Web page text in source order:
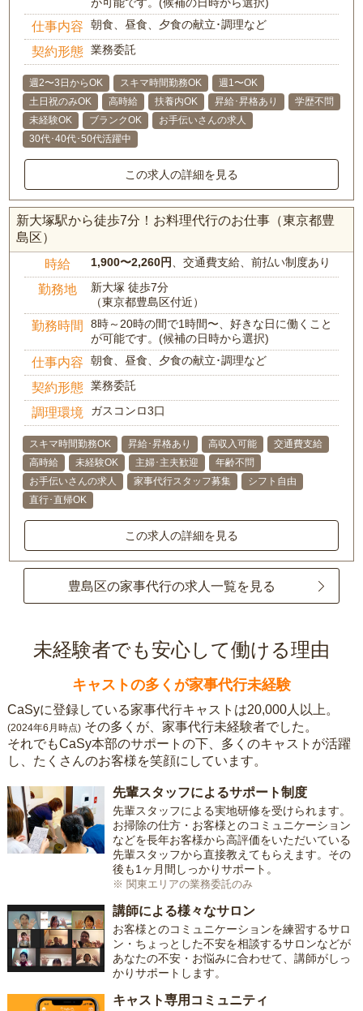
仕事内容 朝食、昼食、夕食の献立･調理など
契約形態 業務委託
週2〜3日からOK スキマ時間勤務OK
週1〜OK
土日祝のみOK
高時給 扶養内OK 昇給･昇格あり
学歴不問
未経験OK
ブランクOK
お手伝いさんの求人
30代･40代･50代活躍中
この求人の詳細を見る
新大塚駅から徒歩7分！お料理代行のお仕事（東京都豊
島区）
時給 1,900〜2,260円 、交通費支給、前払い制度あり
勤務地
新大塚 徒歩7分
（東京都豊島区付近）
勤務時間
8時～20時の間で1時間〜、好きな日に働くこと
が可能です。(候補の日時から選択)
仕事内容 朝食、昼食、夕食の献立･調理など
契約形態 業務委託
調理環境 ガスコンロ3口
スキマ時間勤務OK 昇給･昇格あり 高収入可能
交通費支給
高時給
未経験OK 主婦･主夫歓迎
年齢不問
お手伝いさんの求人
家事代行スタッフ募集
シフト自由
直行･直帰OK
この求人の詳細を見る
豊島区の家事代行の求人一覧を見る
未経験者でも安心して働ける理由
キャストの多くが家事代行未経験
CaSyに登録している家事代行キャストは20,000人以上。
(2024年6月時点) その多くが、家事代行未経験者でした。
それでもCaSy本部のサポートの下、多くのキャストが活躍
し、たくさんのお客様を笑顔にしています。
先輩スタッフによるサポート制度
先輩スタッフによる実地研修を受けられます。
お掃除の仕方・お客様とのコミュニケーション
などを長年お客様から高評価をいただいている
先輩スタッフから直接教えてもらえます。その
後も1ヶ月間しっかりサポート。
※ 関東エリアの業務委託のみ
講師による様々なサロン
お客様とのコミュニケーションを練習するサロ
ン・ちょっとした不安を相談するサロンなどが
あなたの不安・お悩みに合わせて、講師がしっ
かりサポートします。
キャスト専用コミュニティ